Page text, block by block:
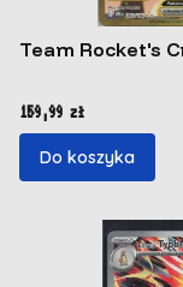
Team Rocket's
Cena
159,99 zł
Do koszyka